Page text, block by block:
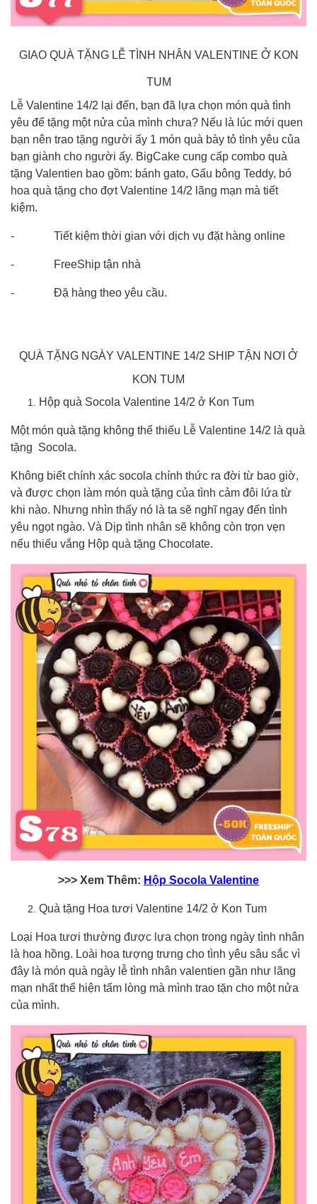
GIAO QUÀ TẶNG LỄ TÌNH NHÂN VALENTINE Ở KON
TUM
Lễ Valentine 14/2 lại đến, bạn đã lựa chọn món quà tình
yêu để tặng một nửa của mình chưa? Nếu là lúc mới quen
bạn nên trao tặng người ấy 1 món quà bày tỏ tình yêu của
bạn giành cho người ấy. BigCake cung cấp combo quà
tặng Valentien bao gồm: bánh gato, Gấu bông Teddy, bó
hoa quà tặng cho đợt Valentine 14/2 lãng mạn mà tiết
kiệm.
- Tiết kiệm thời gian với dịch vụ đặt hàng online
- FreeShip tận nhà
- Đặ hàng theo yêu cầu.
QUÀ TẶNG NGÀY VALENTINE 14/2 SHIP TẬN NƠI Ở
KON TUM
Hộp quà Socola Valentine 14/2 ở Kon Tum
Một món quà tặng không thể thiếu Lễ Valentine 14/2 là quà
tặng Socola.
Không biết chính xác socola chính thức ra đời từ bao giờ,
và được chọn làm món quà tặng của tình cảm đôi lứa từ
khi nào. Nhưng nhìn thấy nó là ta sẽ nghĩ ngay đến tình
yêu ngọt ngào. Và Dịp tình nhân sẽ không còn trọn vẹn
nếu thiếu vắng Hộp quà tặng Chocolate.
>>> Xem Thêm: Hộp Socola Valentine
Quà tặng Hoa tươi Valentine 14/2 ở Kon Tum
Loại Hoa tươi thường được lựa chọn trong ngày tình nhân
là hoa hồng. Loài hoa tượng trưng cho tình yêu sâu sắc vì
đây là món quà ngày lễ tình nhân valentien gần như lãng
mạn nhất thể hiện tấm lòng mà mình trao tặn cho một nửa
của mình.